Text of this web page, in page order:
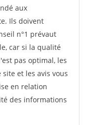
aux
Ils doivent
n°1 prévaut
car si la qualité
pas optimal, les
et les avis vous
en relation
des informations